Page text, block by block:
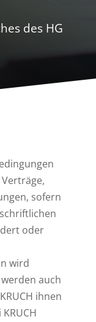
des HG
sofern
oder
wird
auch
ihnen